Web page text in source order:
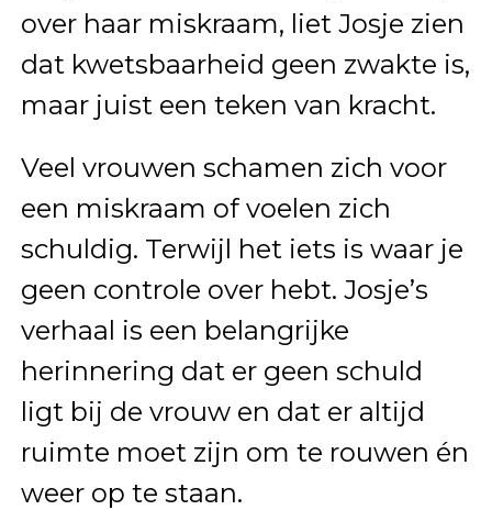
over haar miskraam, liet Josje zien
dat kwetsbaarheid geen zwakte is,
maar juist een teken van kracht.
Veel vrouwen schamen zich voor
een miskraam of voelen zich
schuldig. Terwijl het iets is waar je
geen controle over hebt. Josje’s
verhaal is een belangrijke
herinnering dat er geen schuld
ligt bij de vrouw en dat er altijd
ruimte moet zijn om te rouwen én
weer op te staan.